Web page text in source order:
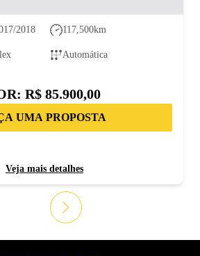
2018 117,500km
Automática
R$ 85.900,00
UMA PROPOSTA
Veja mais detalhes